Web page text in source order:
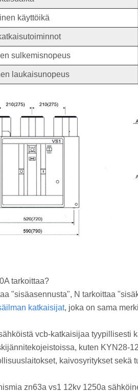
käyttöikä
sulkemisnopeus
laukaisunopeus
tarkoittaa?
"sisäasennusta", N tarkoittaa
katkaisijat, joka on sama
vcb-katkaisijaa tyypillisesti
kuten KYN28-
kaivosyritykset sekä
zn63a vs1 12kv 1250a